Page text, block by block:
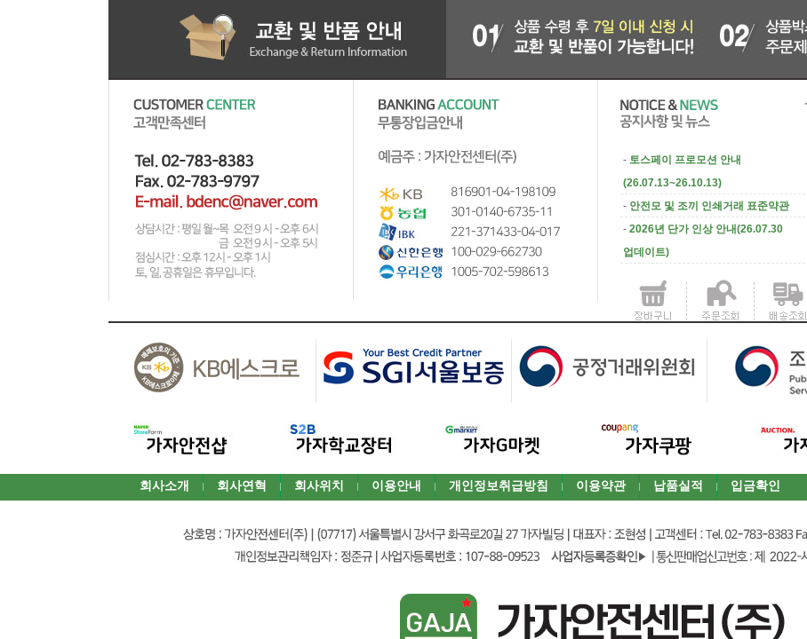
- 토스페이 프로모션 안내
(26.07.13~26.10.13)
- 안전모 및 조끼 인쇄거래 표준약관
- 2026년 단가 인상 안내(26.07.30
업데이트)
회사소개 회사연혁 회사위치 이용안내 개인정보취급방침 이용약관 납품실적 입금확인